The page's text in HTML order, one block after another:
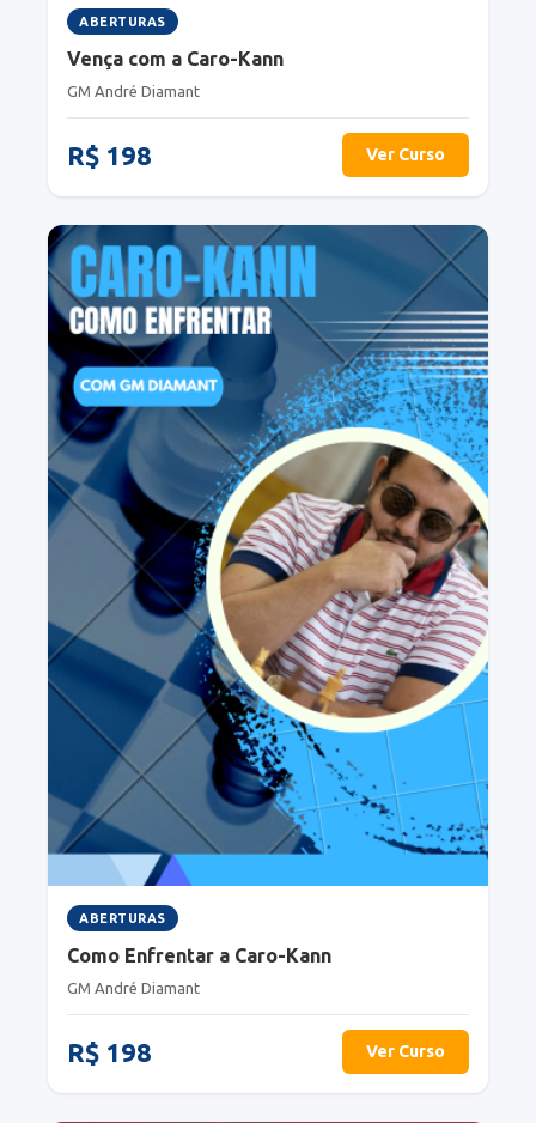
ABERTURAS
Vença com a Caro-Kann
GM André Diamant
R$ 198 Ver Curso
ABERTURAS
Como Enfrentar a Caro-Kann
GM André Diamant
R$ 198 Ver Curso